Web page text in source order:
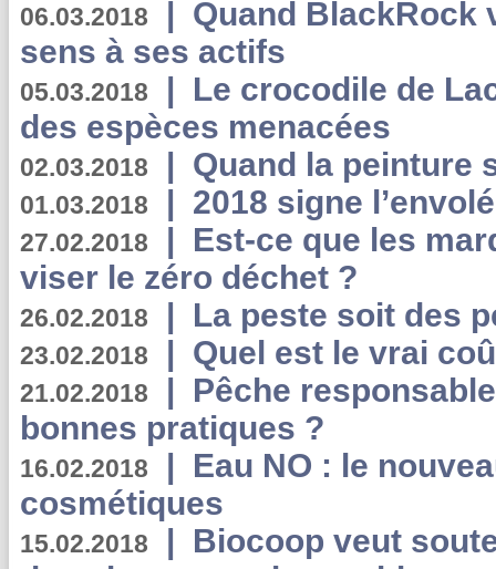
06.03.2018 | Quand BlackRock
sens à ses actifs
05.03.2018 | Le crocodile de
des espèces menacées
02.03.2018 | Quand la peinture
01.03.2018 | 2018 signe
27.02.2018 | Est-ce que les
viser le zéro déchet ?
26.02.2018 | La peste soit des
23.02.2018 | Quel est le vrai
21.02.2018 | Pêche
bonnes pratiques ?
16.02.2018 | Eau NO : le
cosmétiques
15.02.2018 | Biocoop veut